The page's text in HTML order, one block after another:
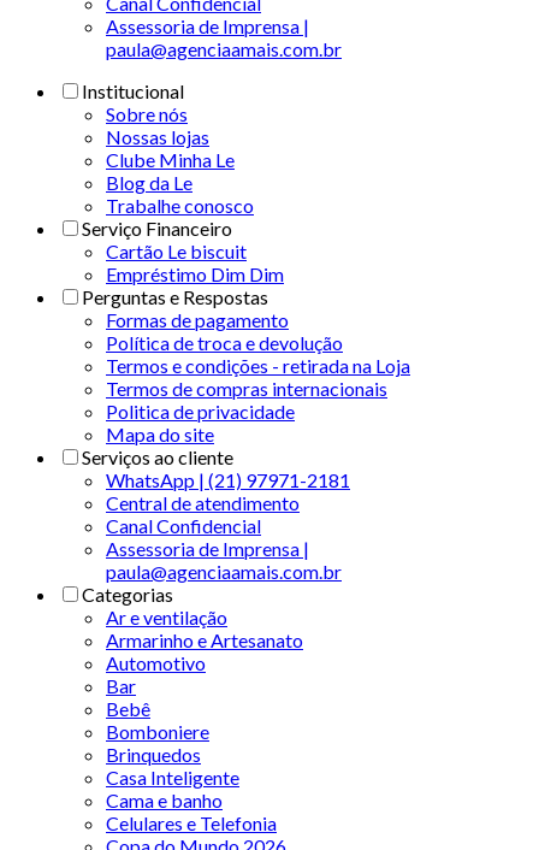
Assessoria de Imprensa |
paula@agenciaamais.com.br
Institucional
Sobre nós
Nossas lojas
Clube Minha Le
Blog da Le
Trabalhe conosco
Serviço Financeiro
Cartão Le biscuit
Empréstimo Dim Dim
Perguntas e Respostas
Formas de pagamento
Política de troca e devolução
Termos e condições - retirada na Loja
Termos de compras internacionais
Politica de privacidade
Mapa do site
Serviços ao cliente
WhatsApp | (21) 97971-2181
Central de atendimento
Canal Confidencial
Assessoria de Imprensa |
paula@agenciaamais.com.br
Categorias
Ar e ventilação
Armarinho e Artesanato
Automotivo
Bar
Bebê
Bomboniere
Brinquedos
Casa Inteligente
Cama e banho
Celulares e Telefonia